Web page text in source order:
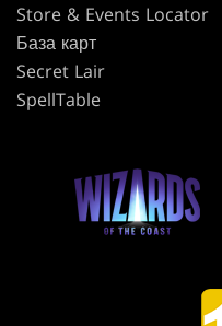
Store & Events Locator
База карт
Secret Lair
SpellTable